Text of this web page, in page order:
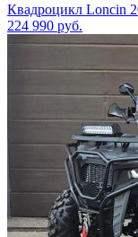
Квадроцикл Loncin
224 990 руб.